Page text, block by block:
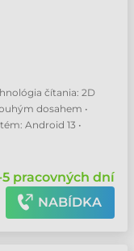
čítania: 2D
dosahem •
Android 13 •
5 pracovných dní
NABÍDKA